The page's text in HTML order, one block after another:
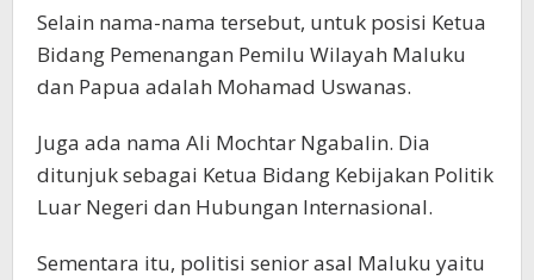
Selain nama-nama tersebut, untuk posisi Ketua
Bidang Pemenangan Pemilu Wilayah Maluku
dan Papua adalah Mohamad Uswanas.
Juga ada nama Ali Mochtar Ngabalin. Dia
ditunjuk sebagai Ketua Bidang Kebijakan Politik
Luar Negeri dan Hubungan Internasional.
Sementara itu, politisi senior asal Maluku yaitu